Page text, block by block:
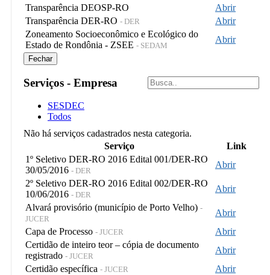
Transparência DEOSP-RO
Abrir
Transparência DER-RO - DER
Abrir
Zoneamento Socioeconômico e Ecológico do
Estado de Rondônia - ZSEE - SEDAM
Abrir
Fechar
Serviços - Empresa
SESDEC
Todos
Não há serviços cadastrados nesta categoria.
Serviço
Link
1º Seletivo DER-RO 2016 Edital 001/DER-RO
30/05/2016 - DER
Abrir
2º Seletivo DER-RO 2016 Edital 002/DER-RO
10/06/2016 - DER
Abrir
Alvará provisório (município de Porto Velho) -
JUCER
Abrir
Capa de Processo - JUCER
Abrir
Certidão de inteiro teor – cópia de documento
registrado - JUCER
Abrir
Certidão específica - JUCER
Abrir